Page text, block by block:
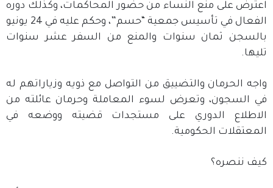
اعترض على منع النساء من حضور المحاكمات، وكذلك دوره
الفعال في تأسيس جمعية “حسم”، وحكم عليه في 24 يونيو
بالسجن ثمان سنوات والمنع من السفر عشر سنوات
تليها.
واجه الحرمان والتضييق من التواصل مع ذويه وزياراتهم له
في السجون، وتعرض لسوء المعاملة وحرمان عائلته من
الاطلاع الدوري على مستجدات قضيته ووضعه في
المعتقلات الحكومية.
كيف ننصره؟